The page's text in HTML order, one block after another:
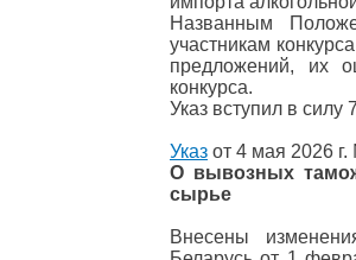
Названным
участникам
предложений, их
конкурса.
Указ вступил в силу
Указ от 4 мая 2026
О вывозных
сырье
Внесены